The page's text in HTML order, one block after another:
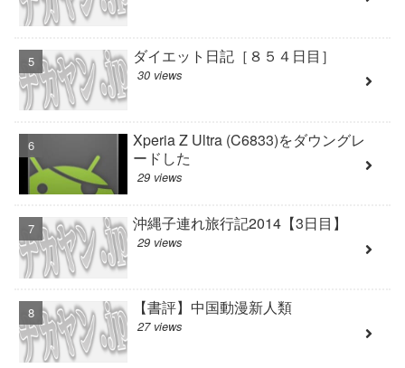
ダイエット日記［８５４日目］
30 views
Xperia Z Ultra (C6833)をダウングレ
ードした
29 views
沖縄子連れ旅行記2014【3日目】
29 views
【書評】中国動漫新人類
27 views